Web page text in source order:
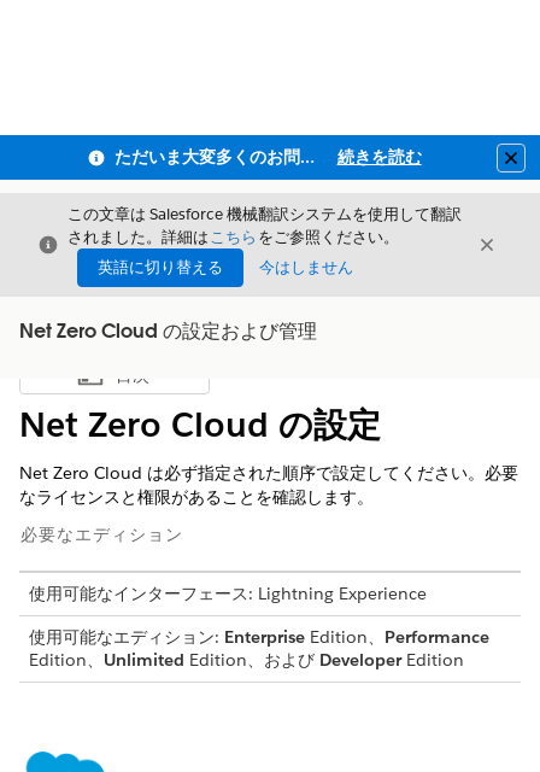
ただいま大変多くのお問い合わせをいただいており、ご連絡までにお時間を頂戴しております 続きを読む
閉じる
この文章は Salesforce 機械翻訳システムを使用して翻訳
されました。詳細はこちら をご参照ください。
英語に切り替える
今はしません
閉じる
Net Zero Cloud の設定および管理
目次を表示
目次
Net Zero Cloud の設定
Net Zero Cloud は必ず指定された順序で設定してください。必要
なライセンスと権限があることを確認します。
必要なエディション
使用可能なインターフェース: Lightning Experience
使用可能なエディション: Enterprise Edition、 Performance
Edition、 Unlimited Edition、および DeveloperEdition
か所で